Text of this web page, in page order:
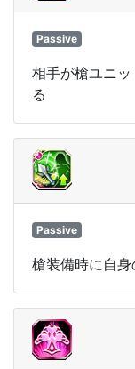
Passive
相手が槍ユニ
る
Passive
槍装備時に自